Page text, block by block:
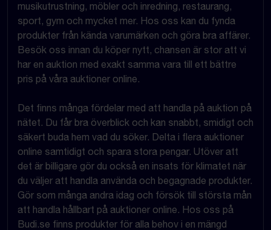
musikutrustning, möbler och inredning, restaurang,
sport, gym och mycket mer. Hos oss kan du fynda
produkter från kända varumärken och göra bra affärer.
Besök oss innan du köper nytt, chansen är stor att vi
har en auktion med exakt samma vara till ett bättre
pris på våra auktioner online.
Det finns många fördelar med att handla på auktion på
nätet. Du får bra överblick och kan snabbt, smidigt och
säkert buda hem vad du söker. Delta i flera auktioner
online samtidigt och spara stora pengar. Utöver att
det är billigare gör du också en insats för klimatet när
du väljer att handla använda och begagnade produkter.
Gör som många andra idag och försök till största mån
att handla hållbart på auktioner online. Hos oss på
Budi.se finns produkter för alla behov i en mängd